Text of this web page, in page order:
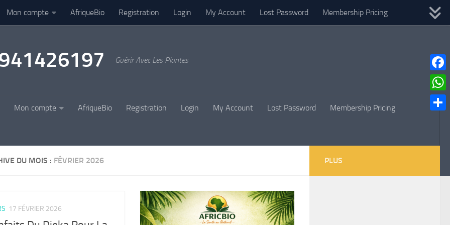
Mon compte AfriqueBio Registration Login My Account Lost Password Membership Pricing
Guérir Avec Les Plantes
Mon compte AfriqueBio Registration Login My Account Lost Password Membership Pricing
DU MOIS : FÉVRIER 2026
17 FÉVRIER 2026
PLUS